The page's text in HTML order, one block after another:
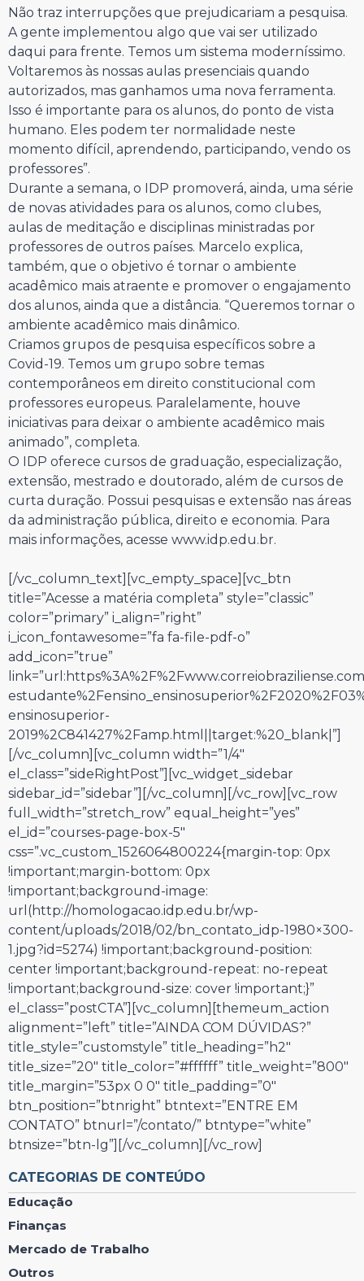
Não traz interrupções que prejudicariam a pesquisa.
A gente implementou algo que vai ser utilizado
daqui para frente. Temos um sistema moderníssimo.
Voltaremos às nossas aulas presenciais quando
autorizados, mas ganhamos uma nova ferramenta.
Isso é importante para os alunos, do ponto de vista
humano. Eles podem ter normalidade neste
momento difícil, aprendendo, participando, vendo os
professores”.
Durante a semana, o IDP promoverá, ainda, uma série
de novas atividades para os alunos, como clubes,
aulas de meditação e disciplinas ministradas por
professores de outros países. Marcelo explica,
também, que o objetivo é tornar o ambiente
acadêmico mais atraente e promover o engajamento
dos alunos, ainda que a distância. “Queremos tornar o
ambiente acadêmico mais dinâmico.
Criamos grupos de pesquisa específicos sobre a
Covid-19. Temos um grupo sobre temas
contemporâneos em direito constitucional com
professores europeus. Paralelamente, houve
iniciativas para deixar o ambiente acadêmico mais
animado”, completa.
O IDP oferece cursos de graduação, especialização,
extensão, mestrado e doutorado, além de cursos de
curta duração. Possui pesquisas e extensão nas áreas
da administração pública, direito e economia. Para
mais informações, acesse www.idp.edu.br.
[/vc_column_text][vc_empty_space][vc_btn
title=”Acesse a matéria completa” style=”classic”
color=”primary” i_align=”right”
i_icon_fontawesome=”fa fa-file-pdf-o”
add_icon=”true”
ensinosuperior-
2019%2C841427%2Famp.html||target:%20_blank|”]
[/vc_column][vc_column width=”1/4″
el_class=”sideRightPost”][vc_widget_sidebar
sidebar_id=”sidebar”][/vc_column][/vc_row][vc_row
full_width=”stretch_row” equal_height=”yes”
el_id=”courses-page-box-5″
css=”.vc_custom_1526064800224{margin-top: 0px
!important;margin-bottom: 0px
!important;background-image:
url(http://homologacao.idp.edu.br/wp-
content/uploads/2018/02/bn_contato_idp-1980×300-
1.jpg?id=5274) !important;background-position:
center !important;background-repeat: no-repeat
!important;background-size: cover !important;}”
el_class=”postCTA”][vc_column][themeum_action
alignment=”left” title=”AINDA COM DÚVIDAS?”
title_style=”customstyle” title_heading=”h2″
title_size=”20″ title_color=”#ffffff” title_weight=”800″
title_margin=”53px 0 0″ title_padding=”0″
btn_position=”btnright” btntext=”ENTRE EM
CONTATO” btnurl=”/contato/” btntype=”white”
btnsize=”btn-lg”][/vc_column][/vc_row]
CATEGORIAS DE CONTEÚDO
Educação
Finanças
Mercado de Trabalho
Outros